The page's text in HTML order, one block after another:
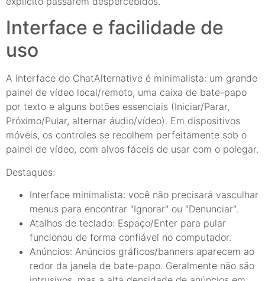
Interface e facilidade de
uso
A interface do ChatAlternative é minimalista: um grande
painel de vídeo local/remoto, uma caixa de bate-papo
por texto e alguns botões essenciais (Iniciar/Parar,
Próximo/Pular, alternar áudio/vídeo). Em dispositivos
móveis, os controles se recolhem perfeitamente sob o
painel de vídeo, com alvos fáceis de usar com o polegar.
Destaques:
Interface minimalista: você não precisará vasculhar
menus para encontrar "Ignorar" ou "Denunciar".
Atalhos de teclado: Espaço/Enter para pular
funcionou de forma confiável no computador.
Anúncios: Anúncios gráficos/banners aparecem ao
redor da janela de bate-papo. Geralmente não são